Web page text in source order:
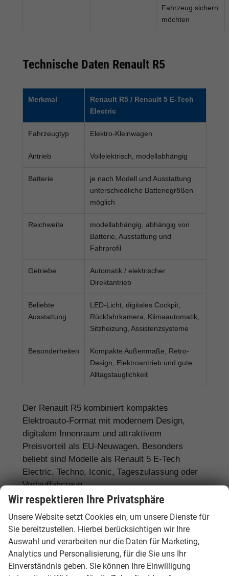
Fahrzeug sichern
möchten
Technische Daten Renault R5
Merkmal
Renault R5 / Renault 5 E-Tech
Electric
Fahrzeugtyp Elektro-Kleinwagen
Antrieb Vollelektrisch, modellabhängig
Batterie
je nach Modell und Ausstattung
unterschiedliche Batteriegrößen
möglich
Reichweite
modellabhängig, abhängig von
Batterie, Ausstattung und
Fahrprofil
Getriebe
Automatik / elektrischer
Direktantrieb
Beliebte
Ausstattung
LED-Licht, digitales Cockpit,
Rückfahrkamera, Klimaautomatik,
Sitzheizung, Assistenzsysteme
Besonderheiten
Kompakte Außenmaße, Retro-
Design, Elektroantrieb und gute
Alltagstauglichkeit
Der Renault R5 kombiniert kompaktes
Elektroauto-Format mit modernem Design,
digitalem Innenraum und attraktivem
Preisvorteil als EU-Neuwagen. Besonders
beliebt sind Modelle als Renault 5 E-Tech
Electric, Techno, Iconic, Tageszulassung oder
Vorlauffahrzeug.
Renault 5 E-Tech Electric: moderner
Elektro-Kleinwagen
DerRenault 5 E-Tech Electricist besonders
Wir respektieren Ihre Privatsphäre
Unsere Website setzt Cookies ein, um unsere Dienste für
Sie bereitzustellen. Hierbei berücksichtigen wir Ihre
Auswahl und verarbeiten nur die Daten für Marketing,
Analytics und Personalisierung, für die Sie uns Ihr
Einverständnis geben. Sie können Ihre Einwilligung